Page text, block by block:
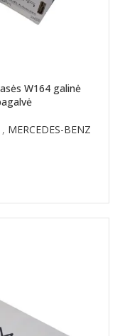
W164 galinė
, MERCEDES-BENZ